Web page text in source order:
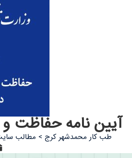
آيين نامه حفاظت و
طب کار محمدشهر کرج> مطالب